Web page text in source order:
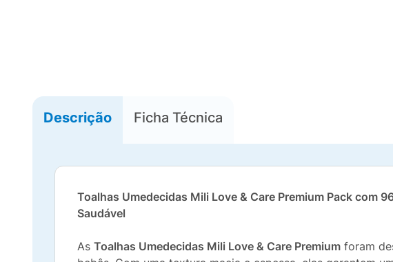
Descrição Ficha Técnica
Toalhas Umedecidas Mili Love & Care Premium Pack com
Saudável
As Toalhas Umedecidas Mili Love & Care Premium foram